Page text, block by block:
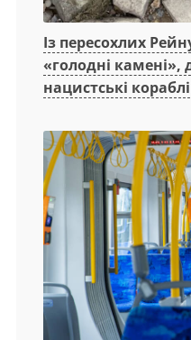
Із пересохлих
«голодні
нацистські